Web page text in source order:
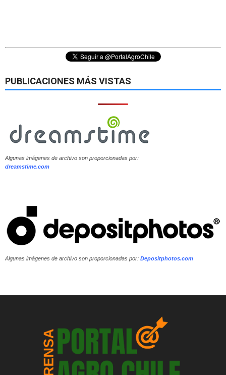
PUBLICACIONES MÁS VISTAS
Algunas imágenes de archivo son proporcionadas por:
dreamstime.com
Algunas imágenes de archivo son proporcionadas por: Depositphotos.com